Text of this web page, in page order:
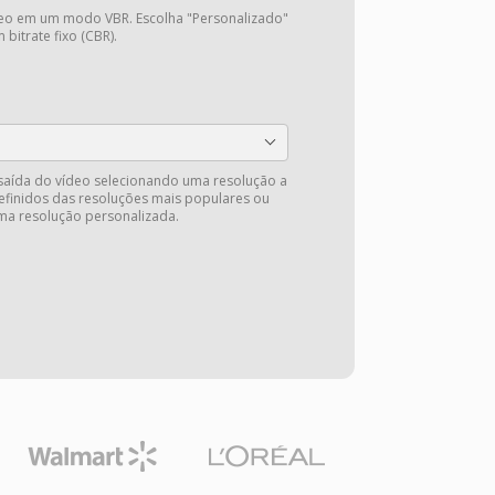
em um modo VBR. Escolha "Personalizado"
bitrate fixo (CBR).
do vídeo selecionando uma resolução a
das resoluções mais populares ou
resolução personalizada.